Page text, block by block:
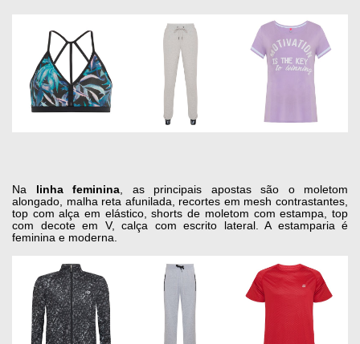
Na linha feminina , as principais apostas são o moletom
alongado, malha reta afunilada, recortes em mesh contrastantes,
top com alça em elástico, shorts de moletom com estampa, top
com decote em V, calça com escrito lateral. A estamparia é
feminina e moderna.